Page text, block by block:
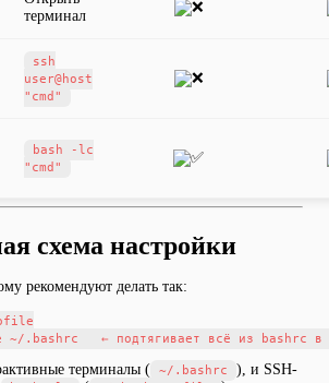
терминал
ssh
user@host
"cmd"
bash -lc
"cmd"
схема настройки
рекомендуют делать так:
терминалы ( ~/.bashrc
), и SSH-